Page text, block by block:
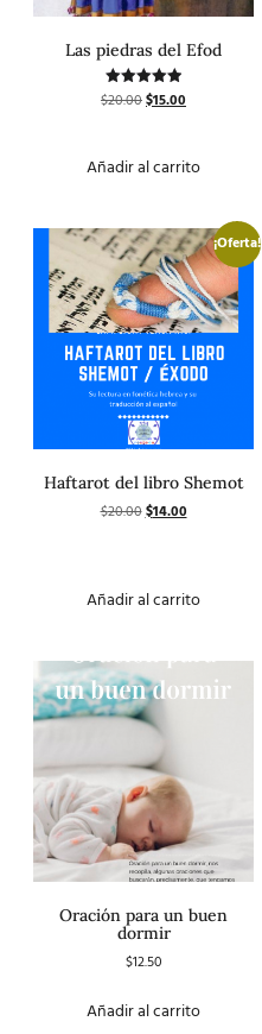
Las piedras del Efod
Valorado
con
$20.00$15.00
Añadir al carrito
¡Oferta!
Haftarot del libro Shemot
$20.00$14.00
Añadir al carrito
Oración para un buen
dormir
$12.50
Añadir al carrito